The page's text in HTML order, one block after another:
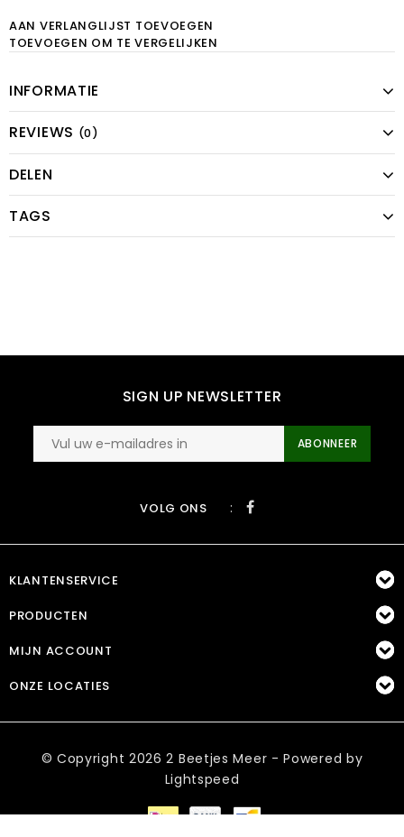
AAN VERLANGLIJST TOEVOEGEN
TOEVOEGEN OM TE VERGELIJKEN
INFORMATIE
REVIEWS (0)
DELEN
TAGS
SIGN UP NEWSLETTER
ABONNEER
VOLG ONS :
KLANTENSERVICE
PRODUCTEN
MIJN ACCOUNT
ONZE LOCATIES
© Copyright 2026 2 Beetjes Meer - Powered by
Lightspeed